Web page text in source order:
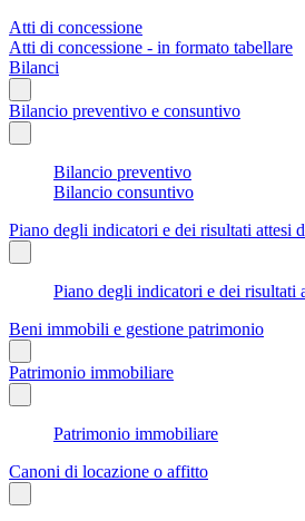
Atti di concessione
Atti di concessione - in formato tabellare
Bilanci
Bilancio preventivo e consuntivo
Bilancio preventivo
Bilancio consuntivo
Piano degli indicatori e dei risultati attesi
Piano degli indicatori e dei risultati
Beni immobili e gestione patrimonio
Patrimonio immobiliare
Patrimonio immobiliare
Canoni di locazione o affitto